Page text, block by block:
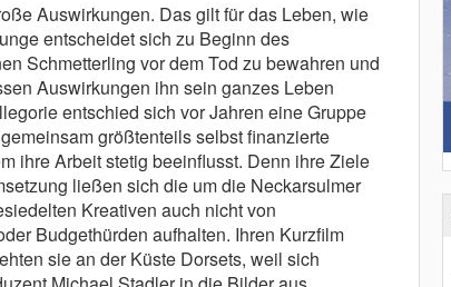
Auswirkungen. Das gilt für das Leben, wie
entscheidet sich zu Beginn des
Schmetterling vor dem Tod zu bewahren und
Auswirkungen ihn sein ganzes Leben
entschied sich vor Jahren eine Gruppe
größtenteils selbst finanzierte
ihre Arbeit stetig beeinflusst. Denn ihre Ziele
ließen sich die um die Neckarsulmer
Kreativen auch nicht von
Budgethürden aufhalten. Ihren Kurzfilm
sie an der Küste Dorsets, weil sich